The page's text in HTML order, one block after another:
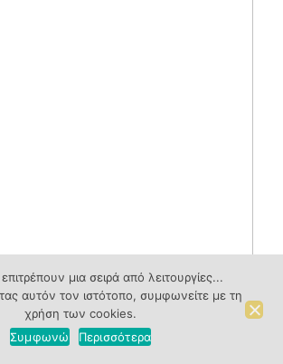
μια σειρά από λειτουργίες...
αυτόν τον ιστότοπο, συμφωνείτε με τη
χρήση των cookies.
Συμφωνώ
Περισσότερα